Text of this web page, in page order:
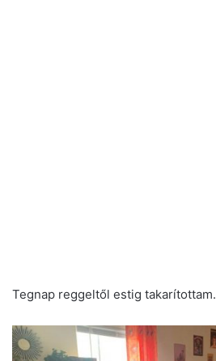
Tegnap reggeltől estig takarítottam.